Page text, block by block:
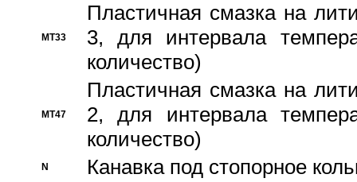
MT33
Пластичная смазка на
3, для интервала
количество)
MT47
Пластичная смазка на
2, для интервала
количество)
N Канавка под стопорное